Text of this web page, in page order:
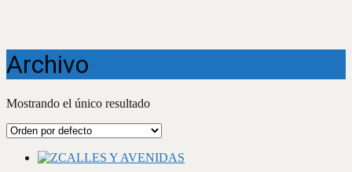
Archivo
Mostrando el único resultado